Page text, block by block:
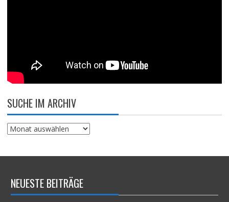
SUCHE IM ARCHIV
Suche
NEUESTE BEITRÄGE